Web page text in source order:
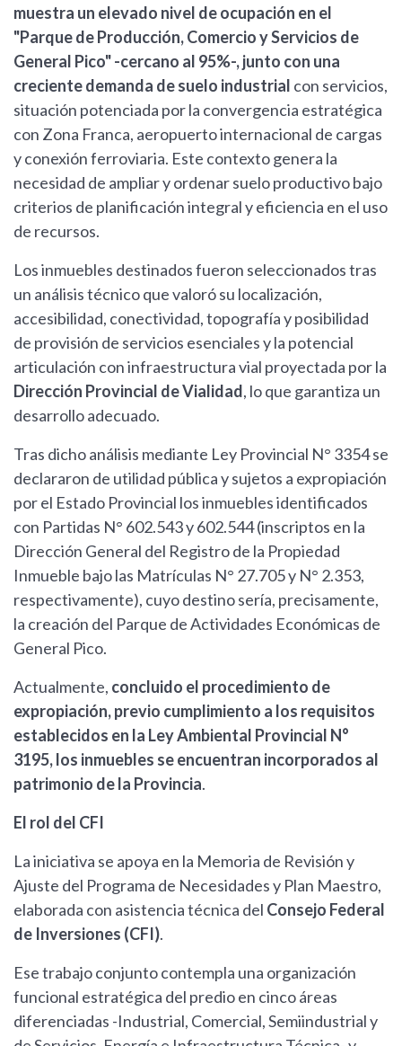
muestra un elevado nivel de ocupación en el
"Parque de Producción, Comercio y Servicios de
General Pico" -cercano al 95%-, junto con una
creciente demanda de suelo industrial con servicios,
situación potenciada por la convergencia estratégica
con Zona Franca, aeropuerto internacional de cargas
y conexión ferroviaria. Este contexto genera la
necesidad de ampliar y ordenar suelo productivo bajo
criterios de planificación integral y eficiencia en el uso
de recursos.
Los inmuebles destinados fueron seleccionados tras
un análisis técnico que valoró su localización,
accesibilidad, conectividad, topografía y posibilidad
de provisión de servicios esenciales y la potencial
articulación con infraestructura vial proyectada por la
Dirección Provincial de Vialidad, lo que garantiza un
desarrollo adecuado.
Tras dicho análisis mediante Ley Provincial N° 3354 se
declararon de utilidad pública y sujetos a expropiación
por el Estado Provincial los inmuebles identificados
con Partidas N° 602.543 y 602.544 (inscriptos en la
Dirección General del Registro de la Propiedad
Inmueble bajo las Matrículas N° 27.705 y N° 2.353,
respectivamente), cuyo destino sería, precisamente,
la creación del Parque de Actividades Económicas de
General Pico.
Actualmente, concluido el procedimiento de
expropiación, previo cumplimiento a los requisitos
establecidos en la Ley Ambiental Provincial N°
3195, los inmuebles se encuentran incorporados al
patrimonio de la Provincia.
El rol del CFI
La iniciativa se apoya en la Memoria de Revisión y
Ajuste del Programa de Necesidades y Plan Maestro,
elaborada con asistencia técnica del Consejo Federal
de Inversiones (CFI).
Ese trabajo conjunto contempla una organización
funcional estratégica del predio en cinco áreas
diferenciadas -Industrial, Comercial, Semiindustrial y